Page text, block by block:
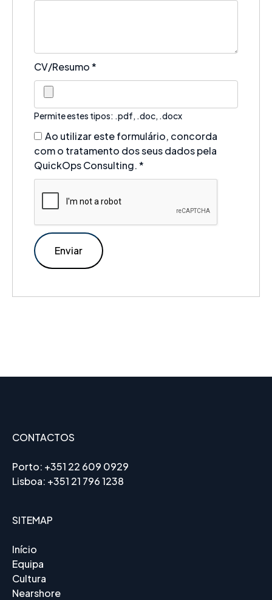
CV/Resumo*
Permite estes tipos: .pdf, .doc, .docx
Ao utilizar este formulário, concorda
com o tratamento dos seus dados pela
QuickOps Consulting.*
CONTACTOS
Porto: +351 22 609 0929
Lisboa: +351 21 796 1238
SITEMAP
Início
Equipa
Cultura
Nearshore